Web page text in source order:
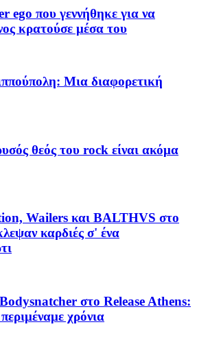
ego που γεννήθηκε για να
κρατούσε μέσα του
Μια διαφορετική
θεός του rock είναι ακόμα
Wailers και BALTHVS στο
καρδιές σ' ένα
στο Release Athens:
χρόνια